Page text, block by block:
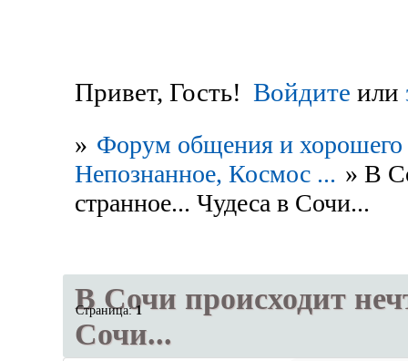
Привет, Гость! Войдите или
» Форум общения и хорошего
Непознанное, Космос ... » В
странное... Чудеса в Сочи...
В Сочи происходит
Сочи...
Страница:1